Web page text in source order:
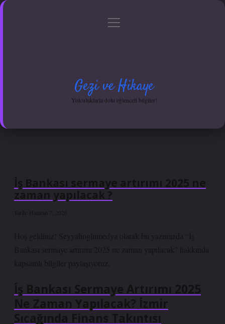
Gizlilik Politikası
menüyü
Gezi ve Hikaye
Yolculuklarla dolu eğlenceli bilgiler!
İş Bankası sermaye artırımı 2025 ne
zaman yapılacak ?
Tarih: Haziran 7, 2026
Hoş geldiniz! Seyyahoglumedya olarak bu yazımızda “İş
Bankası sermaye artırımı 2025 ne zaman yapılacak” hakkında
kapsamlı bilgiler paylaşıyoruz.
İş Bankası Sermaye Artırımı 2025
Ne Zaman Yapılacak? İzmir
Sıcağında Finans Takıntısı